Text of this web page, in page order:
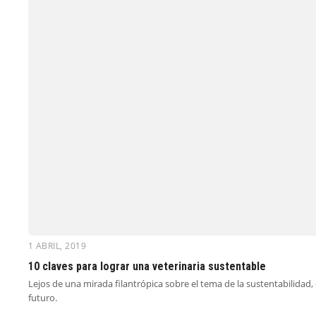
1 ABRIL, 2019
10 claves para lograr una veterinaria sustentable
Lejos de una mirada filantrópica sobre el tema de la
futuro.